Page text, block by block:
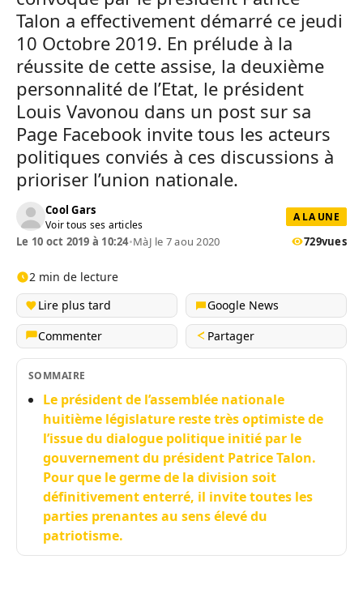
Talon a effectivement démarré ce jeudi
10 Octobre 2019. En prélude à la
réussite de cette assise, la deuxième
personnalité de l’Etat, le président
Louis Vavonou dans un post sur sa
Page Facebook invite tous les acteurs
politiques conviés à ces discussions à
prioriser l’union nationale.
Cool Gars
Voir tous ses articles
A LA UNE
Le 10 oct 2019 à 10:24•MàJ le 7 aou 2020 729vues
2 min de lecture
Lire plus tard
Google News
Commenter
Partager
SOMMAIRE
Le président de l’assemblée nationale
huitième législature reste très optimiste de
l’issue du dialogue politique initié par le
gouvernement du président Patrice Talon.
Pour que le germe de la division soit
définitivement enterré, il invite toutes les
parties prenantes au sens élevé du
patriotisme.